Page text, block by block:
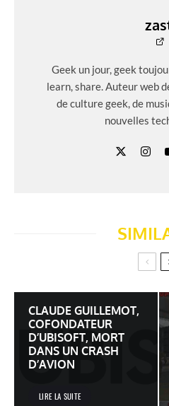
Geek un jour, geek
learn, share. Auteur web
de culture geek, de
nouvelles
CLAUDE GUILLEMOT,
COFONDATEUR
D’UBISOFT, MORT
DANS UN CRASH
D’AVION
LIRE LA SUITE